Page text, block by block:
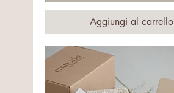
Aggiungi al carrello